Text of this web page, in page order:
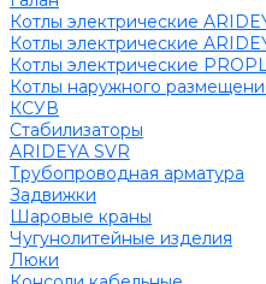
Котлы электрические
Котлы электрические
Котлы электрические
Котлы наружного
КСУВ
Стабилизаторы
ARIDEYA SVR
Трубопроводная арматура
Задвижки
Шаровые краны
Чугунолитейные изделия
Люки